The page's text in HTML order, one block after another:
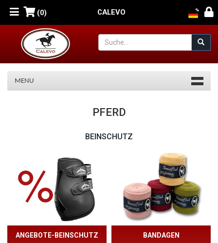
(0) CALEVO
MENU
PFERD
BEINSCHUTZ
ANGEBOTE-BEINSCHUTZ BANDAGEN